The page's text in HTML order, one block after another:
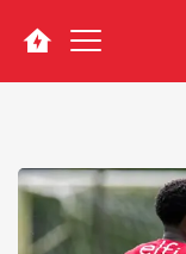
Navigation